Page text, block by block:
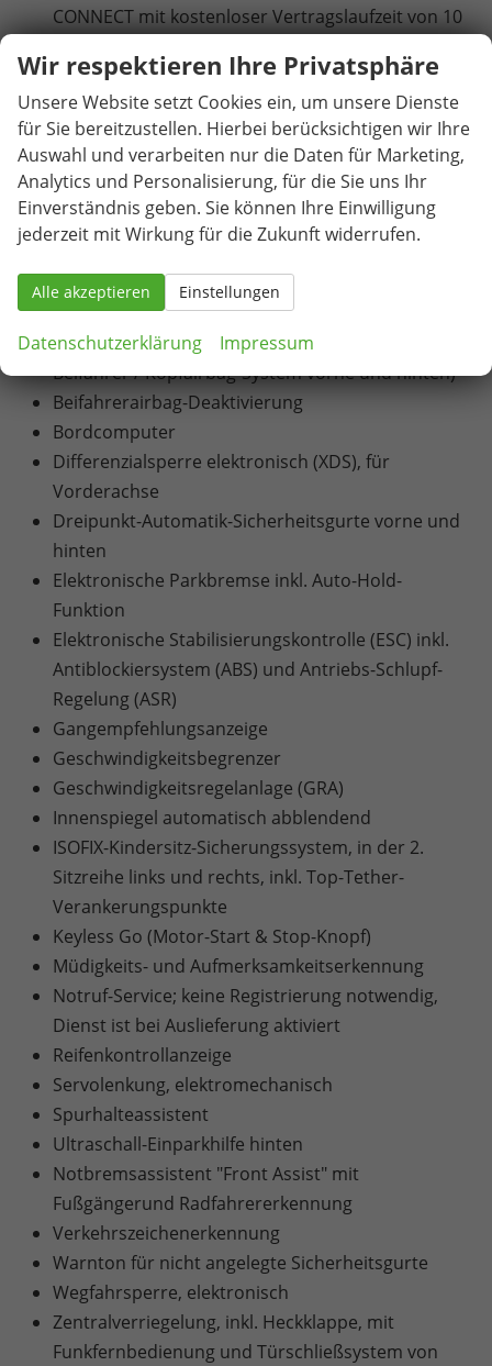
CONNECT mit kostenloser Vertragslaufzeit von 10
USB-C-Schnittstelle 2 vorne
Blinkleuchten mit LED-Technologie integriert in
Außenspiegel
LED-Technologie für Scheinwerfer, Tagfahrlicht
und Heckleuchten
Nebelscheinwerfer mit Abbiegelicht-Funktion in
LED-Technologie
Voll-LED-Heckleuchten
7 Airbags (Airbag für Fahrer und Beifahrer /
Center-Airbag / Seitenairbag für Fahrer und
Beifahrer / Kopfairbag-System vorne und hinten)
Beifahrerairbag-Deaktivierung
Bordcomputer
Differenzialsperre elektronisch (XDS), für
Vorderachse
Dreipunkt-Automatik-Sicherheitsgurte vorne und
hinten
Elektronische Parkbremse inkl. Auto-Hold-
Funktion
Elektronische Stabilisierungskontrolle (ESC) inkl.
Antiblockiersystem (ABS) und Antriebs-Schlupf-
Regelung (ASR)
Gangempfehlungsanzeige
Geschwindigkeitsbegrenzer
Geschwindigkeitsregelanlage (GRA)
Innenspiegel automatisch abblendend
ISOFIX-Kindersitz-Sicherungssystem, in der 2.
Sitzreihe links und rechts, inkl. Top-Tether-
Verankerungspunkte
Keyless Go (Motor-Start & Stop-Knopf)
Müdigkeits- und Aufmerksamkeitserkennung
Notruf-Service; keine Registrierung notwendig,
Dienst ist bei Auslieferung aktiviert
Reifenkontrollanzeige
Servolenkung, elektromechanisch
Spurhalteassistent
Ultraschall-Einparkhilfe hinten
Notbremsassistent "Front Assist" mit
Fußgängerund Radfahrererkennung
Verkehrszeichenerkennung
Warnton für nicht angelegte Sicherheitsgurte
Wegfahrsperre, elektronisch
Zentralverriegelung, inkl. Heckklappe, mit
Funkfernbedienung und Türschließsystem von
Wir respektieren Ihre Privatsphäre
Unsere Website setzt Cookies ein, um unsere Dienste
für Sie bereitzustellen. Hierbei berücksichtigen wir Ihre
Auswahl und verarbeiten nur die Daten für Marketing,
Analytics und Personalisierung, für die Sie uns Ihr
Einverständnis geben. Sie können Ihre Einwilligung
jederzeit mit Wirkung für die Zukunft widerrufen.
Alle akzeptieren Einstellungen
Datenschutzerklärung Impressum